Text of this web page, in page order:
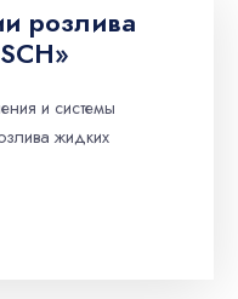
розлива
и системы
жидких